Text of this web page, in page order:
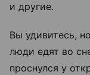
и другие.
Вы удивитесь,
люди едят во
проснулся у